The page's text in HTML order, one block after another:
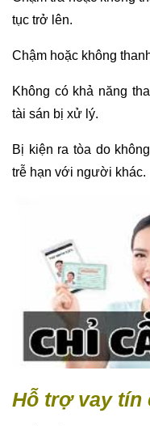
trễ hạn với người khác.
Hỗ trợ vay
Chúng tôi cho doanh
sản xuất kinh doanh
xuất. Hạn mức cho
đến 4 tỷ đồng trên
bên mình không yêu
thế chấp. Chỉ cần
hoặc CCCD, hoặc